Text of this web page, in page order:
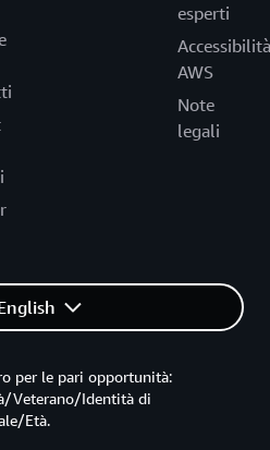
esperti
Accessibilità
AWS
Note
legali
per le pari opportunità:
Veterano/Identità di
Età.